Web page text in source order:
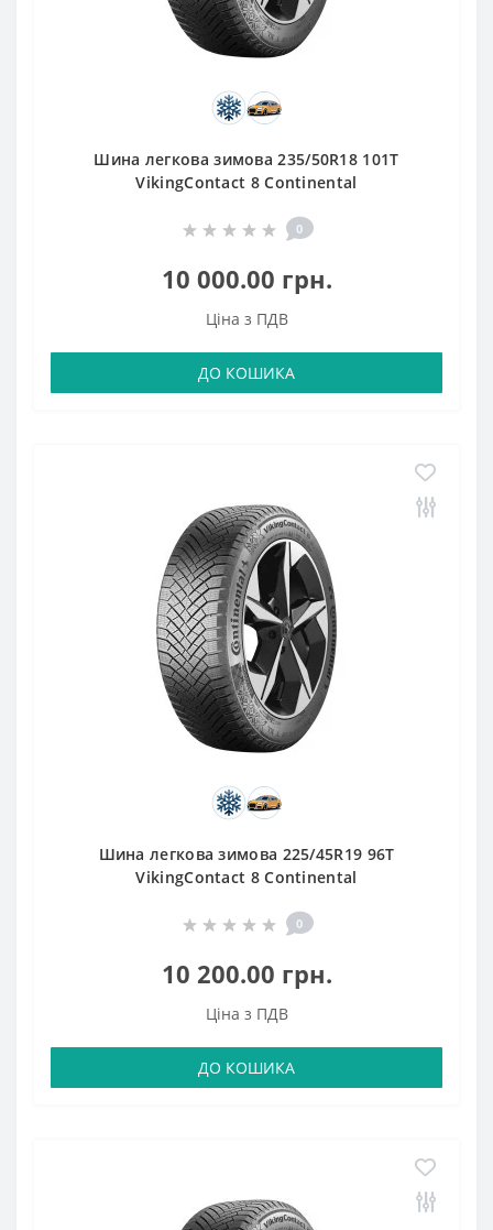
Шина легкова зимова 235/50R18 101T
VikingContact 8 Continental
0
10 000.00 грн.
Ціна з ПДВ
ДО КОШИКА
Шина легкова зимова 225/45R19 96T
VikingContact 8 Continental
0
10 200.00 грн.
Ціна з ПДВ
ДО КОШИКА